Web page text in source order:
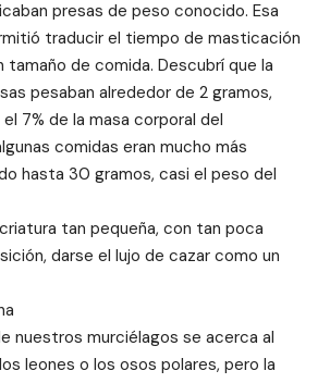
presas de peso conocido. Esa
traducir el tiempo de masticación
tamaño de comida. Descubrí que la
pesaban alrededor de 2 gramos,
7% de la masa corporal del
comidas eran mucho más
hasta 30 gramos, casi el peso del
tan pequeña, con tan poca
darse el lujo de cazar como un
nuestros murciélagos se acerca al
leones o los osos polares, pero la